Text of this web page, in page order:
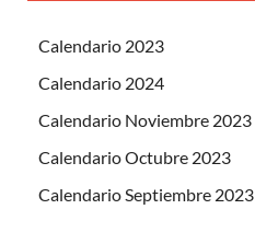
Calendario 2023
Calendario 2024
Calendario Noviembre 2023
Calendario Octubre 2023
Calendario Septiembre 2023